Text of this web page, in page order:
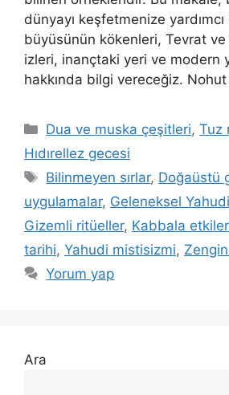
dünyayı keşfetmenize
büyüsünün kökenleri, Tevrat ve
izleri, inançtaki yeri ve modern
hakkında bilgi vereceğiz.
Dua ve muska çeşitleri,Tuz
Hıdırellez gecesi
Bilinmeyen sırlar, Doğaüstü
uygulamalar, Geleneksel
Gizemli ritüeller, Kabbala
tarihi, Yahudi mistisizmi,
Yorum yap
Ara